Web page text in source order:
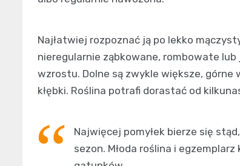
Najłatwiej rozpoznać ją po lekko
nieregularnie ząbkowane, rombowate
wzrostu. Dolne są zwykle większe, górne
kłębki. Roślina potrafi dorastać od
Najwięcej pomyłek bierze się
sezon. Młoda roślina i